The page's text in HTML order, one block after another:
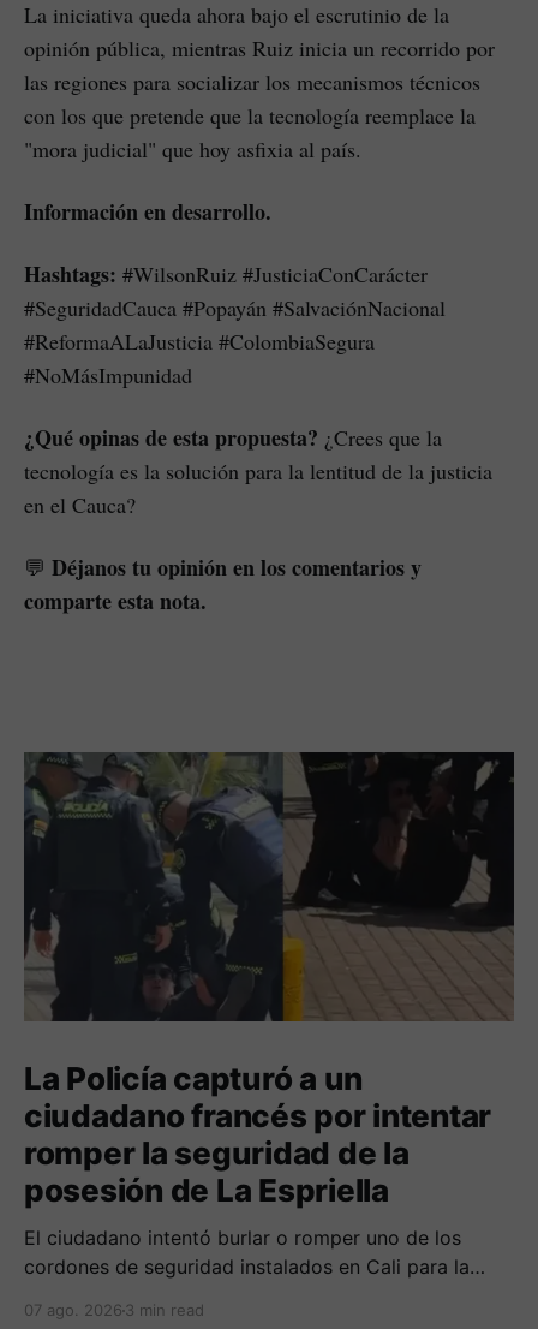
La iniciativa queda ahora bajo el escrutinio de la
opinión pública, mientras Ruiz inicia un recorrido por
las regiones para socializar los mecanismos técnicos
con los que pretende que la tecnología reemplace la
"mora judicial" que hoy asfixia al país.
Información en desarrollo.
Hashtags: #WilsonRuiz #JusticiaConCarácter
#SeguridadCauca #Popayán #SalvaciónNacional
#ReformaALaJusticia #ColombiaSegura
#NoMásImpunidad
¿Qué opinas de esta propuesta? ¿Crees que la
tecnología es la solución para la lentitud de la justicia
en el Cauca?
💬 Déjanos tu opinión en los comentarios y
comparte esta nota.
La Policía capturó a un
ciudadano francés por intentar
romper la seguridad de la
posesión de La Espriella
El ciudadano intentó burlar o romper uno de los
cordones de seguridad instalados en Cali para la
07 ago. 2026 3 min read